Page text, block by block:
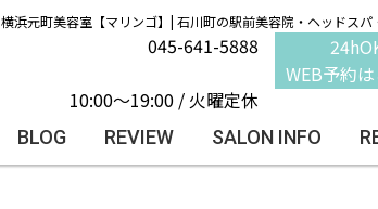
横浜元町美容室【マリンゴ】| 石川町の駅前美容院・ヘッドスパ
045-641-5888
10:00～19:00 / 火曜定休
WEB予約
BLOG REVIEW SALON INFO